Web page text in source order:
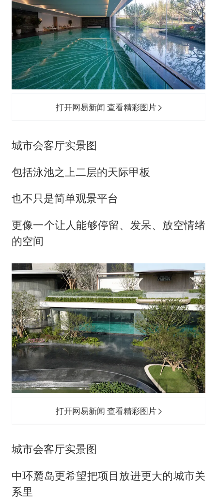
打开网易新闻 查看精彩图片
城市会客厅实景图
包括泳池之上二层的天际甲板
也不只是简单观景平台
更像一个让人能够停留、发呆、放空情绪
的空间
打开网易新闻 查看精彩图片
城市会客厅实景图
中环麓岛更希望把项目放进更大的城市关
系里